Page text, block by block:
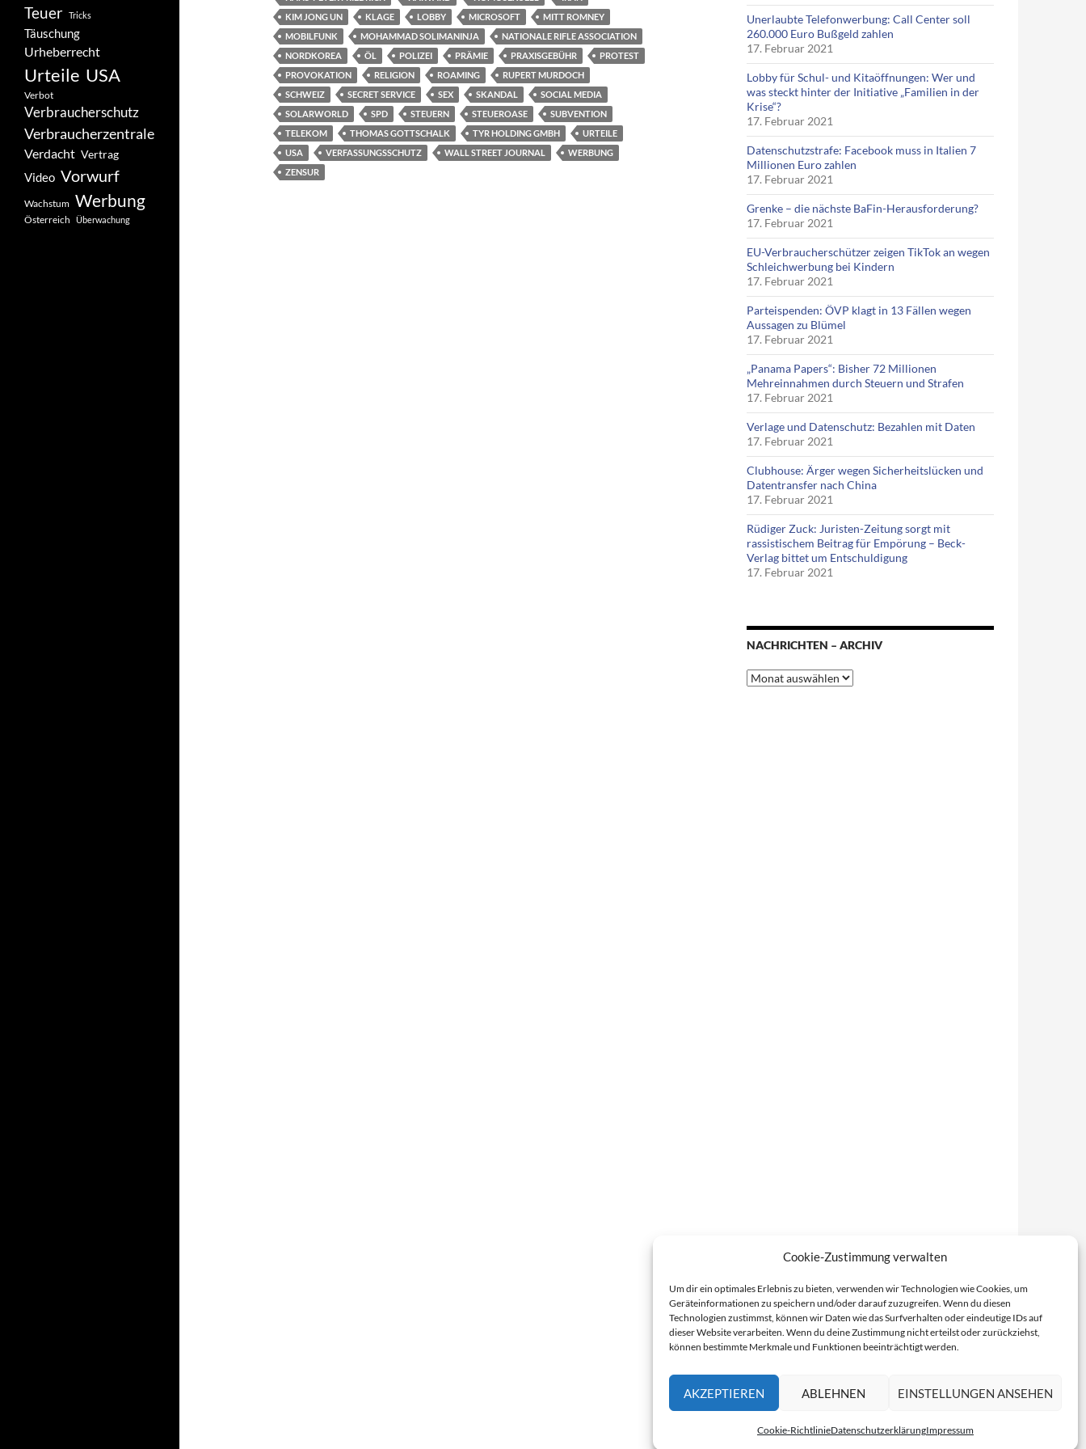
Cookie-Zustimmung verwalten
Um dir ein optimales Erlebnis zu bieten, verwenden wir Technologien wie Cookies, um
Geräteinformationen zu speichern und/oder darauf zuzugreifen. Wenn du diesen
Technologien zustimmst, können wir Daten wie das Surfverhalten oder eindeutige IDs auf
dieser Website verarbeiten. Wenn du deine Zustimmung nicht erteilst oder zurückziehst,
können bestimmte Merkmale und Funktionen beeinträchtigt werden.
AKZEPTIEREN ABLEHNEN EINSTELLUNGEN ANSEHEN
Cookie-RichtlinieDatenschutzerklärungImpressum
KIM JONG UN
KLAGE LOBBY MICROSOFT
MITT ROMNEY
MOBILFUNK
MOHAMMAD SOLIMANINJA
NATIONALE RIFLE ASSOCIATION
NORDKOREA
ÖL POLIZEI PRÄMIE PRAXISGEBÜHR
PROTEST
PROVOKATION
RELIGION ROAMING
RUPERT MURDOCH
SCHWEIZ
SECRET SERVICE SEX SKANDAL
SOCIAL MEDIA
SOLARWORLD
SPD STEUERN STEUEROASE
SUBVENTION
TELEKOM
THOMAS GOTTSCHALK TYR HOLDING GMBH
URTEILE
USA
VERFASSUNGSSCHUTZ WALL STREET JOURNAL
WERBUNG
ZENSUR
Unerlaubte Telefonwerbung: Call Center soll
260.000 Euro Bußgeld zahlen
17. Februar 2021
Lobby für Schul- und Kitaöffnungen: Wer und
was steckt hinter der Initiative „Familien in der
Krise“?
17. Februar 2021
Datenschutzstrafe: Facebook muss in Italien 7
Millionen Euro zahlen
17. Februar 2021
Grenke – die nächste BaFin-Herausforderung?
17. Februar 2021
EU-Verbraucherschützer zeigen TikTok an wegen
Schleichwerbung bei Kindern
17. Februar 2021
Parteispenden: ÖVP klagt in 13 Fällen wegen
Aussagen zu Blümel
17. Februar 2021
„Panama Papers“: Bisher 72 Millionen
Mehreinnahmen durch Steuern und Strafen
17. Februar 2021
Verlage und Datenschutz: Bezahlen mit Daten
17. Februar 2021
Clubhouse: Ärger wegen Sicherheitslücken und
Datentransfer nach China
17. Februar 2021
Rüdiger Zuck: Juristen-Zeitung sorgt mit
rassistischem Beitrag für Empörung – Beck-
Verlag bittet um Entschuldigung
17. Februar 2021
NACHRICHTEN – ARCHIV
Nachrichten
–
Teuer Tricks
Täuschung
Urheberrecht
Urteile USA
Verbot
Verbraucherschutz
Verbraucherzentrale
Verdacht Vertrag
Video Vorwurf
Wachstum Werbung
Österreich Überwachung